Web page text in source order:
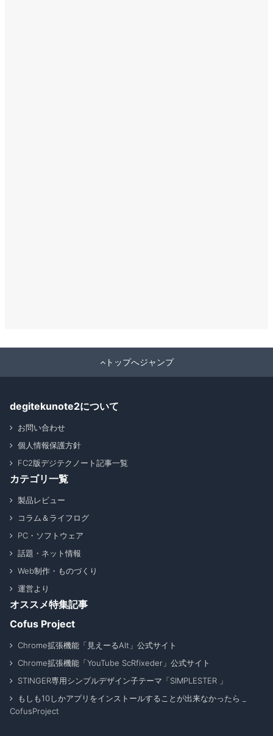
トップへジャンプ
degitekunote2について
お問い合わせ
個人情報保護方針
FC2版デジテクノート記事一覧
カテゴリ一覧
製品レビュー
コラム＆ライフログ
PC・ソフトウェア
話題・ネット情報
Web制作・ものづくり
運営より
オススメ特集記事
Cofus Project
Chrome拡張機能「見えーるAlt」公式サイト
Chrome拡張機能「YouTube ScRfixeder」公式サイト
STINGER専用シンプルデザイン子テーマ「SIMPLESTER 」
もしも10しかアプリをインストールすることが出来なかったら _
CofusProject